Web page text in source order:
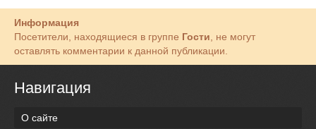
Информация
Посетители, находящиеся в группе Гости, не могут
оставлять комментарии к данной публикации.
Навигация
О сайте